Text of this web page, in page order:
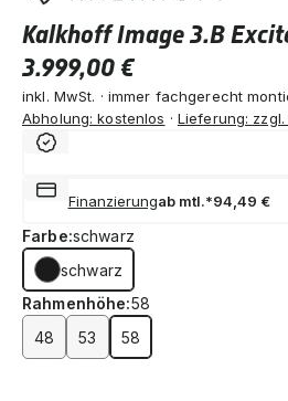
Kalkhoff Image 3.B
3.999,00 €
inkl. MwSt. · immer fachgerecht
Abholung: kostenlos · Lieferung:
Finanzierungab mtl.*94,49 €
Farbe:schwarz
schwarz
Rahmenhöhe:58
48
53 58